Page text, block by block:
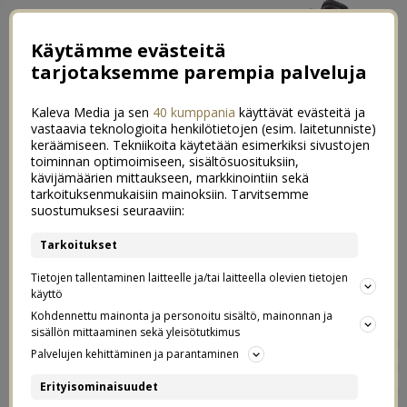
Miksi minä äänestän vaaleissa –
100 syytä äänestää
eduskuntavaaleissa
10.04.2019
Ennakkoäänestys päättyi eilen, mutta jäljellä on vielä
virallinen vaalipäivä sunnuntai 14.4. jolloin on viimeinen
mahdollisuus antaa oma ääni ja päättää, kuka ehdokas ja
Käytämme evästeitä
tarjotaksemme parempia palveluja
Kaleva Media ja sen 40 kumppania käyttävät evästeitä ja
vastaavia teknologioita henkilötietojen (esim. laitetunniste)
keräämiseen. Tekniikoita käytetään esimerkiksi sivustojen
toiminnan optimoimiseen, sisältösuosituksiin,
kävijämäärien mittaukseen, markkinointiin sekä
tarkoituksenmukaisiin mainoksiin. Tarvitsemme
suostumuksesi seuraaviin:
Tarkoitukset
Tietojen tallentaminen laitteelle ja/tai laitteella olevien tietojen
käyttö
Kohdennettu mainonta ja personoitu sisältö, mainonnan ja
sisällön mittaaminen sekä yleisötutkimus
Palvelujen kehittäminen ja parantaminen
Erityisominaisuudet